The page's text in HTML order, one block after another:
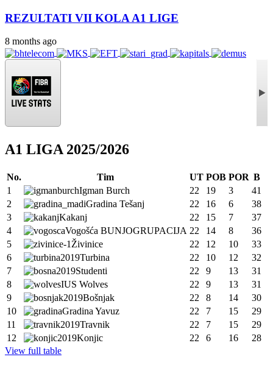
REZULTATI VII KOLA A1 LIGE
8 months ago
A1 LIGA 2025/2026
No. Tim UT POB POR B
1
Igman Burch 22 19 3
41
2
Gradina Tešanj 22 16 6
38
3
Kakanj 22 15 7
37
4
Vogošća BUNJOGRUPACIJA 22 14 8
36
5
Živinice 22 12 10
33
6
Turbina 22 10 12
32
7
Studenti 22 9 13
31
8
IUS Wolves 22 9 13
31
9
Bošnjak 22 8 14
30
10
Gradina Yavuz 22 7 15
29
11
Travnik 22 7 15
29
12
Konjic 22 6 16
28
View full table